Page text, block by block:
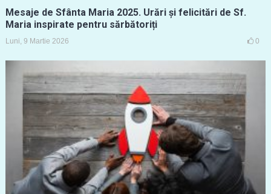
Mesaje de Sfânta Maria 2025. Urări și felicitări de Sf.
Maria inspirate pentru sărbătoriți
Luni, 9 Martie 2026 0